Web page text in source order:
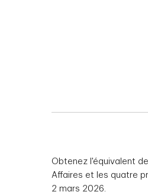
Obtenez l'équivalent
Affaires et les quatre
2 mars 2026.